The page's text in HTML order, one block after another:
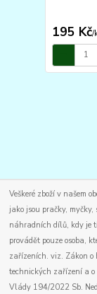
195 Kč/
Veškeré zboží v našem
jako jsou pračky,
náhradních dílů, kdy je
provádět pouze osoba,
zařízeních. viz. Zákon o
technických zařízení a
Vlády 194/2022 Sb.